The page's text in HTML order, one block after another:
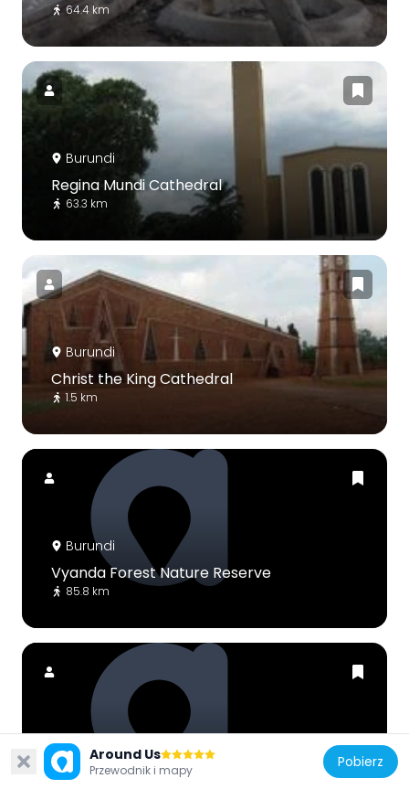
64.4 km
Burundi
Regina Mundi Cathedral
63.3 km
Burundi
Christ the King Cathedral
1.5 km
Burundi
Vyanda Forest Nature Reserve
85.8 km
Burundi
Rumonge Nature Reserve
76.3 km
Around Us
Przewodnik i mapy Pobierz